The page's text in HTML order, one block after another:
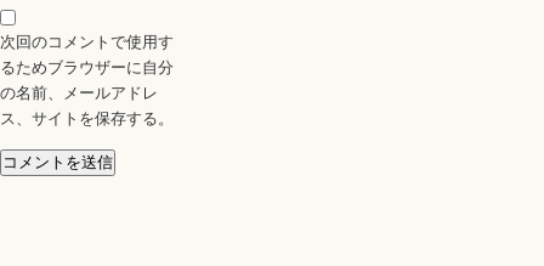
次回のコメントで使用す
るためブラウザーに自分
の名前、メールアドレ
ス、サイトを保存する。